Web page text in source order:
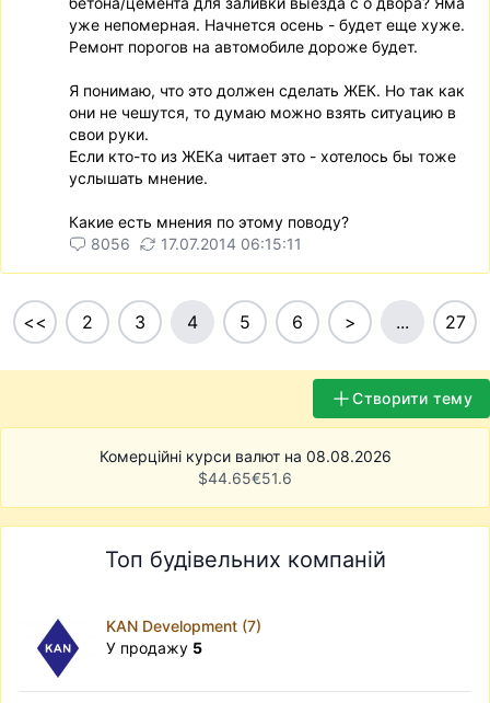
уже непомерная. Начнется осень - будет еще хуже.
Ремонт порогов на автомобиле дороже будет.
Я понимаю, что это должен сделать ЖЕК. Но так как
они не чешутся, то думаю можно взять ситуацию в
свои руки.
Если кто-то из ЖЕКа читает это - хотелось бы тоже
услышать мнение.
Какие есть мнения по этому поводу?
8056
17.07.2014 06:15:11
<< 2 3 4 5 6 > ... 27
Створити тему
Комерційні курси валют на 08.08.2026
$44.65€51.6
Топ будівельних компаній
KAN Development (7)
У продажу 5